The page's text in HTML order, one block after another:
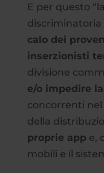
E per questo
discriminatoria
calo dei
inserzionisti
divisione
e/o impedire
concorrenti
della
proprie app e,
mobili e il